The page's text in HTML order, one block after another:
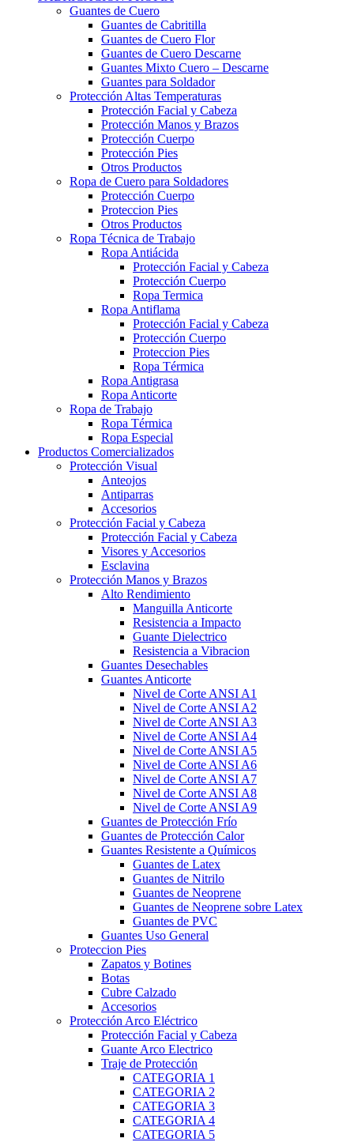
Guantes de Cuero
Guantes de Cabritilla
Guantes de Cuero Flor
Guantes de Cuero Descarne
Guantes Mixto Cuero – Descarne
Guantes para Soldador
Protección Altas Temperaturas
Protección Facial y Cabeza
Protección Manos y Brazos
Protección Cuerpo
Protección Pies
Otros Productos
Ropa de Cuero para Soldadores
Protección Cuerpo
Proteccion Pies
Otros Productos
Ropa Técnica de Trabajo
Ropa Antiácida
Protección Facial y Cabeza
Protección Cuerpo
Ropa Termica
Ropa Antiflama
Protección Facial y Cabeza
Protección Cuerpo
Proteccion Pies
Ropa Térmica
Ropa Antigrasa
Ropa Anticorte
Ropa de Trabajo
Ropa Térmica
Ropa Especial
Productos Comercializados
Protección Visual
Anteojos
Antiparras
Accesorios
Protección Facial y Cabeza
Protección Facial y Cabeza
Visores y Accesorios
Esclavina
Protección Manos y Brazos
Alto Rendimiento
Manguilla Anticorte
Resistencia a Impacto
Guante Dielectrico
Resistencia a Vibracion
Guantes Desechables
Guantes Anticorte
Nivel de Corte ANSI A1
Nivel de Corte ANSI A2
Nivel de Corte ANSI A3
Nivel de Corte ANSI A4
Nivel de Corte ANSI A5
Nivel de Corte ANSI A6
Nivel de Corte ANSI A7
Nivel de Corte ANSI A8
Nivel de Corte ANSI A9
Guantes de Protección Frío
Guantes de Protección Calor
Guantes Resistente a Químicos
Guantes de Latex
Guantes de Nitrilo
Guantes de Neoprene
Guantes de Neoprene sobre Latex
Guantes de PVC
Guantes Uso General
Proteccion Pies
Zapatos y Botines
Botas
Cubre Calzado
Accesorios
Protección Arco Eléctrico
Protección Facial y Cabeza
Guante Arco Electrico
Traje de Protección
CATEGORIA 1
CATEGORIA 2
CATEGORIA 3
CATEGORIA 4
CATEGORIA 5